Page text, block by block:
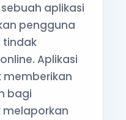
aplikasi
pengguna
tindak
Aplikasi
memberikan
bagi